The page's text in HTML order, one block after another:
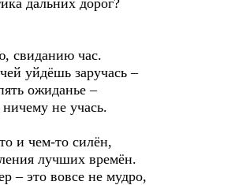
дальних дорог?
свиданию час.
уйдёшь заручась –
ожиданье –
не учась.
и чем-то силён,
лучших времён.
– это вовсе не мудро,